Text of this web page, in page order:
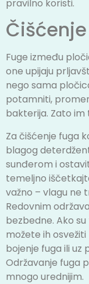
pravilno koristi.
Fuge između
one upijaju
nego sama
potamniti,
bakterija. Zato
Za čišćenje fuga
blagog
sunđerom i
temeljno
važno – vlagu ne
Redovnim
bezbedne. Ako
možete ih
bojenje fuga ili uz
Održavanje fuga
mnogo urednijim.